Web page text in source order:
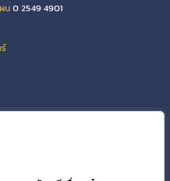
น 0 2549 4901
ประเมินผล